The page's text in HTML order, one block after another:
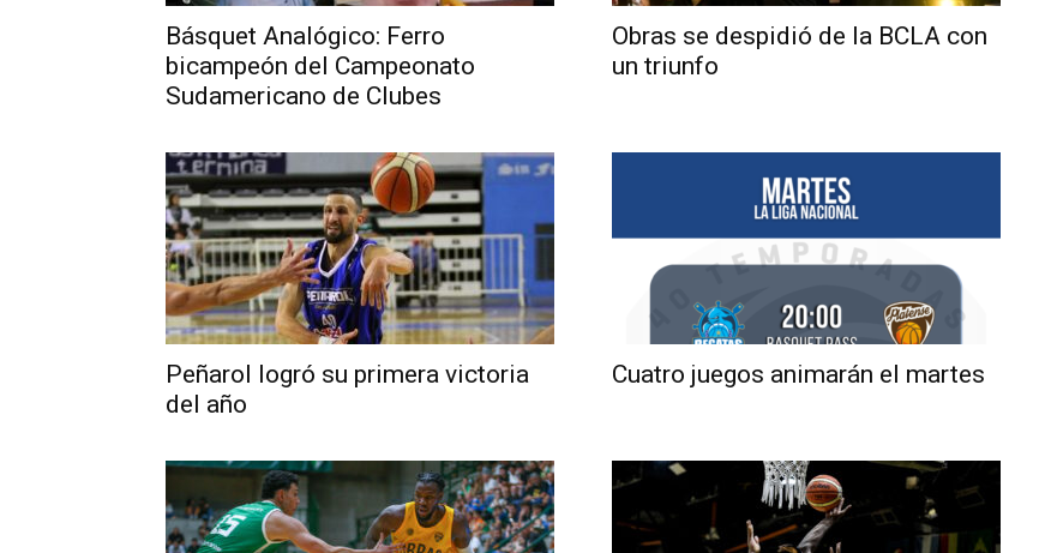
Básquet Analógico: Ferro
bicampeón del Campeonato
Sudamericano de Clubes
Obras se despidió de la BCLA con
un triunfo
Peñarol logró su primera victoria
del año
Cuatro juegos animarán el martes